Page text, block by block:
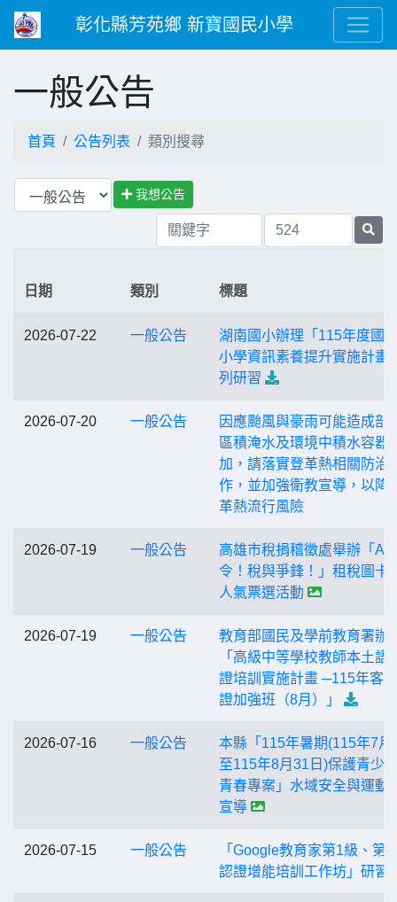
彰化縣芳苑鄉 新寶國民小學
一般公告
首頁 公告列表 類別搜尋
我想公告
日期 類別 標題
2026-07-22 一般公告
湖南國小辦理「115年度國
小學資訊素養提升實施計畫
列研習
2026-07-20 一般公告
因應颱風與豪雨可能造成部
區積淹水及環境中積水容器
加，請落實登革熱相關防治
作，並加強衛教宣導，以降
革熱流行風險
2026-07-19 一般公告
高雄市稅捐稽徵處舉辦「AI
令！稅與爭鋒！」租稅圖卡
人氣票選活動
2026-07-19 一般公告
教育部國民及學前教育署辦
「高級中等學校教師本土語
證培訓實施計畫 ─115年客
證加強班（8月）」
2026-07-16 一般公告
本縣「115年暑期(115年7月
至115年8月31日)保護青少
青春專案」水域安全與運動
宣導
2026-07-15 一般公告
「Google教育家第1級、第
認證增能培訓工作坊」研習